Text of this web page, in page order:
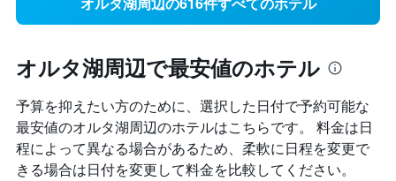
オルタ湖周辺で最安値のホテル
予算を抑えたい方のために、選択した日付で予約可能な
最安値のオルタ湖周辺のホテルはこちらです。 料金は日
程によって異なる場合があるため、柔軟に日程を変更で
きる場合は日付を変更して料金を比較してください。